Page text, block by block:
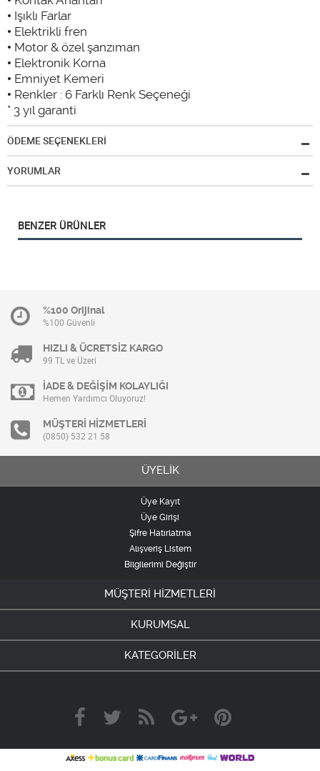
• Işıklı Farlar
• Elektrikli fren
• Motor & özel şanzıman
• Elektronik Korna
• Emniyet Kemeri
• Renkler : 6 Farklı Renk Seçeneği
* 3 yıl garanti
ÖDEME SEÇENEKLERİ
YORUMLAR
BENZER ÜRÜNLER
%100 Orijinal
%100 Güvenli
HIZLI & ÜCRETSİZ KARGO
99 TL ve Üzeri
İADE & DEĞİŞİM KOLAYLIĞI
Hemen Yardımcı Oluyoruz!
MÜŞTERİ HİZMETLERİ
(0850) 532 21 58
ÜYELİK
Üye Kayıt
Üye Girişi
Şifre Hatırlatma
Alışveriş Listem
Bilgilerimi Değiştir
MÜŞTERİ HİZMETLERİ
KURUMSAL
KATEGORİLER